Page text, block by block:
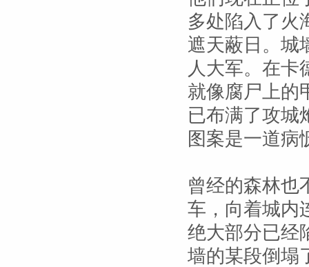
多处陷入了火
遮天蔽日。城
人大军。在卡
就像腐尸上的
已布满了攻城
图案是一道病
曾经的森林也
车，向着城内
绝大部分已经
墙的某段倒塌